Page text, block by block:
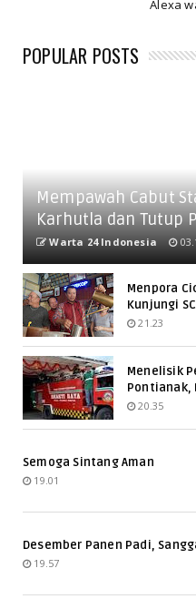
Alexa
POPULAR POSTS
Mempawah Cabut
Karhutla dan Tutup
Warta 24 Indonesia
Menpora
Kunjungi
21.23
Menelisik
Pontianak,
20.35
Semoga Sintang Aman
19.01
Desember Panen Padi,
19.57